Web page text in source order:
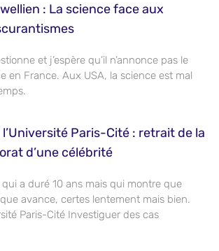
: La science face aux
et j’espère qu’il n’annonce pas le
en France. Aux USA, la science est mal
Paris-Cité : retrait de la
d’une célébrité
qui a duré 10 ans mais qui montre que
avance, certes lentement mais bien.
Paris-Cité Investiguer des cas